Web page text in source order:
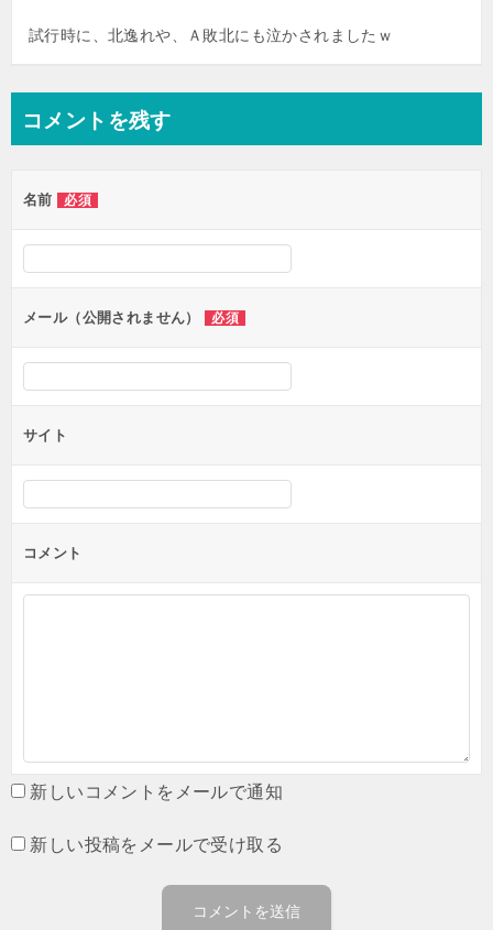
試行時に、北逸れや、Ａ敗北にも泣かされましたｗ
コメントを残す
名前 必須
メール（公開されません） 必須
サイト
コメント
新しいコメントをメールで通知
新しい投稿をメールで受け取る